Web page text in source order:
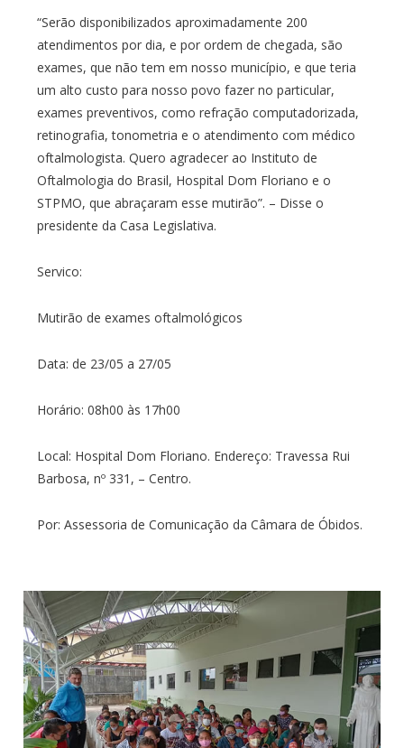
“Serão disponibilizados aproximadamente 200
atendimentos por dia, e por ordem de chegada, são
exames, que não tem em nosso município, e que teria
um alto custo para nosso povo fazer no particular,
exames preventivos, como refração computadorizada,
retinografia, tonometria e o atendimento com médico
oftalmologista. Quero agradecer ao Instituto de
Oftalmologia do Brasil, Hospital Dom Floriano e o
STPMO, que abraçaram esse mutirão”. – Disse o
presidente da Casa Legislativa.
Servico:
Mutirão de exames oftalmológicos
Data: de 23/05 a 27/05
Horário: 08h00 às 17h00
Local: Hospital Dom Floriano. Endereço: Travessa Rui
Barbosa, nº 331, – Centro.
Por: Assessoria de Comunicação da Câmara de Óbidos.